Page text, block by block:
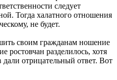
следует
Тогда халатного отношения
не будет.
своим гражданам ношение
ростовчан разделилось, хотя
отрицательный ответ. Вот